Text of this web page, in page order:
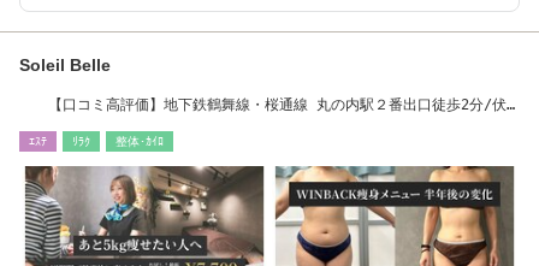
Soleil Belle
【口コミ高評価】地下鉄鶴舞線・桜通線 丸の内駅２番出口徒歩2分/伏
ｴｽﾃ ﾘﾗｸ 整体･ｶｲﾛ